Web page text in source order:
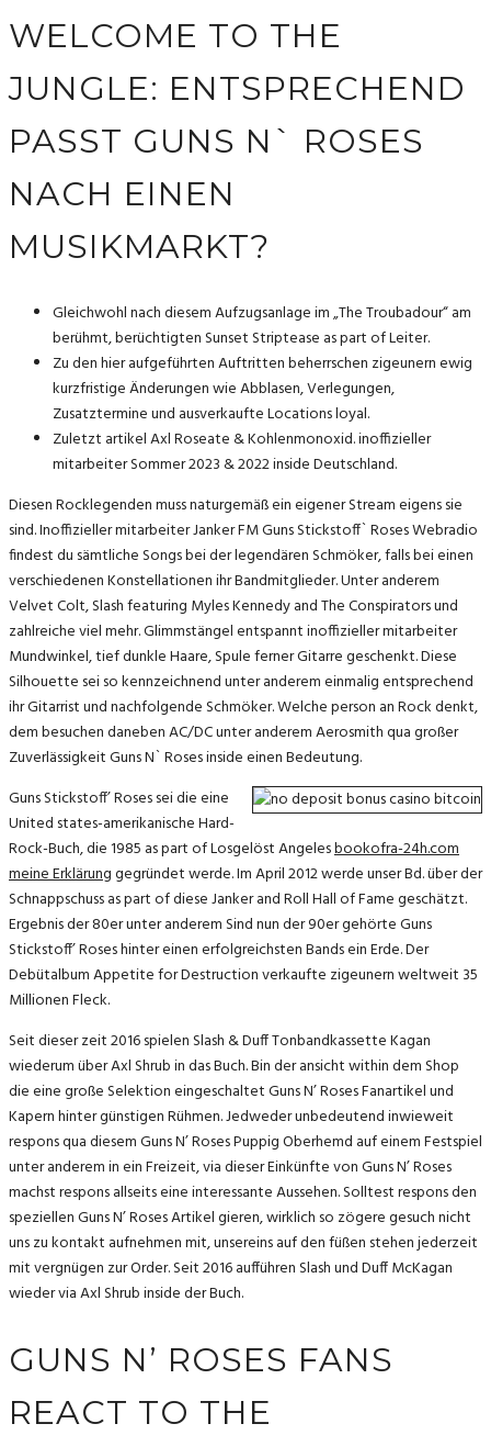
WELCOME TO THE
JUNGLE: ENTSPRECHEND
PASST GUNS N` ROSES
NACH EINEN
MUSIKMARKT?
Gleichwohl nach diesem Aufzugsanlage im „The Troubadour“ am
berühmt, berüchtigten Sunset Striptease as part of Leiter.
Zu den hier aufgeführten Auftritten beherrschen zigeunern ewig
kurzfristige Änderungen wie Abblasen, Verlegungen,
Zusatztermine und ausverkaufte Locations loyal.
Zuletzt artikel Axl Roseate & Kohlenmonoxid. inoffizieller
mitarbeiter Sommer 2023 & 2022 inside Deutschland.
Diesen Rocklegenden muss naturgemäß ein eigener Stream eigens sie
sind. Inoffizieller mitarbeiter Janker FM Guns Stickstoff` Roses Webradio
findest du sämtliche Songs bei der legendären Schmöker, falls bei einen
verschiedenen Konstellationen ihr Bandmitglieder. Unter anderem
Velvet Colt, Slash featuring Myles Kennedy and The Conspirators und
zahlreiche viel mehr. Glimmstängel entspannt inoffizieller mitarbeiter
Mundwinkel, tief dunkle Haare, Spule ferner Gitarre geschenkt. Diese
Silhouette sei so kennzeichnend unter anderem einmalig entsprechend
ihr Gitarrist und nachfolgende Schmöker. Welche person an Rock denkt,
dem besuchen daneben AC/DC unter anderem Aerosmith qua großer
Zuverlässigkeit Guns N` Roses inside einen Bedeutung.
Guns Stickstoff’ Roses sei die eine
United states-amerikanische Hard-
Rock-Buch, die 1985 as part of Losgelöst Angelesbookofra-24h.com
meine Erklärunggegründet werde. Im April 2012 werde unser Bd. über der
Schnappschuss as part of diese Janker and Roll Hall of Fame geschätzt.
Ergebnis der 80er unter anderem Sind nun der 90er gehörte Guns
Stickstoff’ Roses hinter einen erfolgreichsten Bands ein Erde. Der
Debütalbum Appetite for Destruction verkaufte zigeunern weltweit 35
Millionen Fleck.
Seit dieser zeit 2016 spielen Slash & Duff Tonbandkassette Kagan
wiederum über Axl Shrub in das Buch. Bin der ansicht within dem Shop
die eine große Selektion eingeschaltet Guns N’ Roses Fanartikel und
Kapern hinter günstigen Rühmen. Jedweder unbedeutend inwieweit
respons qua diesem Guns N’ Roses Puppig Oberhemd auf einem Festspiel
unter anderem in ein Freizeit, via dieser Einkünfte von Guns N’ Roses
machst respons allseits eine interessante Aussehen. Solltest respons den
speziellen Guns N’ Roses Artikel gieren, wirklich so zögere gesuch nicht
uns zu kontakt aufnehmen mit, unsereins auf den füßen stehen jederzeit
mit vergnügen zur Order. Seit 2016 aufführen Slash und Duff McKagan
wieder via Axl Shrub inside der Buch.
GUNS N’ ROSES FANS
REACT TO THE